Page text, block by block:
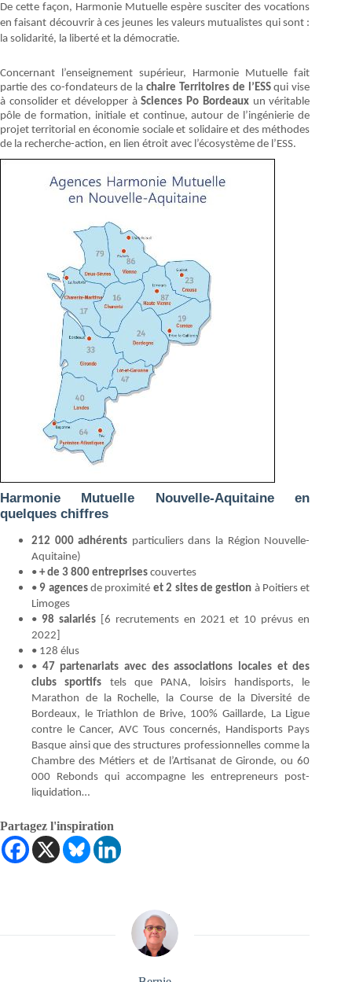
De cette façon, Harmonie Mutuelle espère susciter des vocations
en faisant découvrir à ces jeunes les valeurs mutualistes qui sont :
la solidarité, la liberté et la démocratie.
Concernant l’enseignement supérieur, Harmonie Mutuelle fait
partie des co-fondateurs de lachaire Territoires de l’ESSqui vise
à consolider et développer àSciences Po Bordeaux un véritable
pôle de formation, initiale et continue, autour de l’ingénierie de
projet territorial en économie sociale et solidaire et des méthodes
de la recherche-action, en lien étroit avec l’écosystème de l’ESS.
Harmonie Mutuelle Nouvelle-Aquitaine en
quelques chiffres
212 000 adhérents particuliers dans la Région Nouvelle-
Aquitaine)
• + de 3 800 entreprises couvertes
• 9 agencesde proximité et 2 sites de gestion à Poitiers et
Limoges
• 98 salariés
[6 recrutements en 2021 et 10 prévus en
2022]
• 128 élus
• 47 partenariats avec des associations locales et des
clubs sportifs tels que PANA, loisirs handisports, le
Marathon de la Rochelle, la Course de la Diversité de
Bordeaux, le Triathlon de Brive, 100% Gaillarde, La Ligue
contre le Cancer, AVC Tous concernés, Handisports Pays
Basque ainsi que des structures professionnelles comme la
Chambre des Métiers et de l’Artisanat de Gironde, ou 60
000 Rebonds qui accompagne les entrepreneurs post-
liquidation…
Partagez l'inspiration